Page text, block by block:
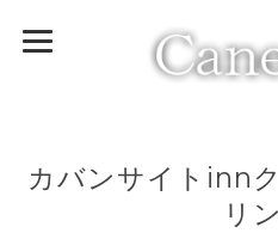
カバンサイトinn
リ